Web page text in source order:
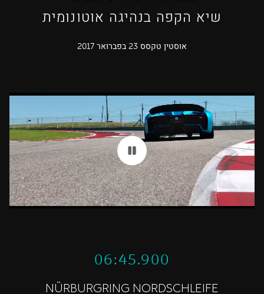
שיא הקפה בנהיגה אוטונומית
אוסטין טקסס 23 בפברואר 2017
06:45.900
NÜRBURGRING NORDSCHLEIFE